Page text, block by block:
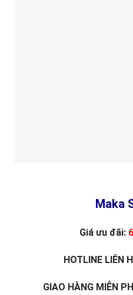
Maka
Giá ưu đãi:
HOTLINE LIÊN
GIAO HÀNG MIỄN